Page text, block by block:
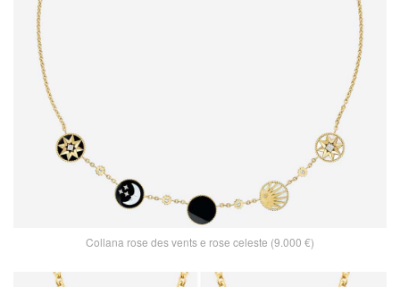
Collana rose des vents e rose celeste (9.000 €)